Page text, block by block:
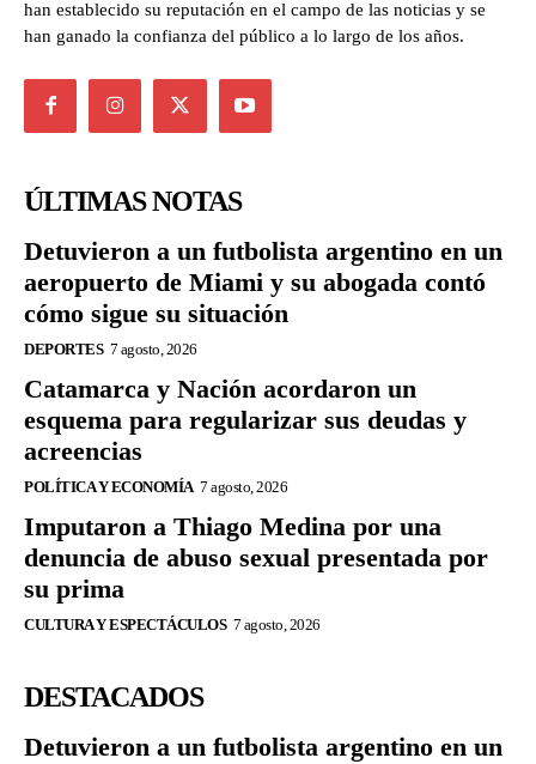
han establecido su reputación en el campo de las noticias y se
han ganado la confianza del público a lo largo de los años.
ÚLTIMAS NOTAS
Detuvieron a un futbolista argentino en un
aeropuerto de Miami y su abogada contó
cómo sigue su situación
DEPORTES 7 agosto, 2026
Catamarca y Nación acordaron un
esquema para regularizar sus deudas y
acreencias
POLÍTICA Y ECONOMÍA 7 agosto, 2026
Imputaron a Thiago Medina por una
denuncia de abuso sexual presentada por
su prima
CULTURA Y ESPECTÁCULOS 7 agosto, 2026
DESTACADOS
Detuvieron a un futbolista argentino en un